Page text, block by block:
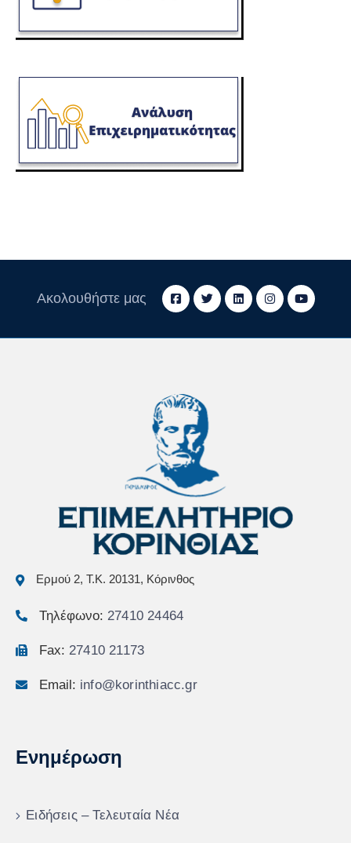
Ακολουθήστε μας
Ερμού 2, Τ.Κ. 20131, Κόρινθος
Τηλέφωνο: 27410 24464
Fax: 27410 21173
Email: info@korinthiacc.gr
Ενημέρωση
Ειδήσεις – Τελευταία Νέα